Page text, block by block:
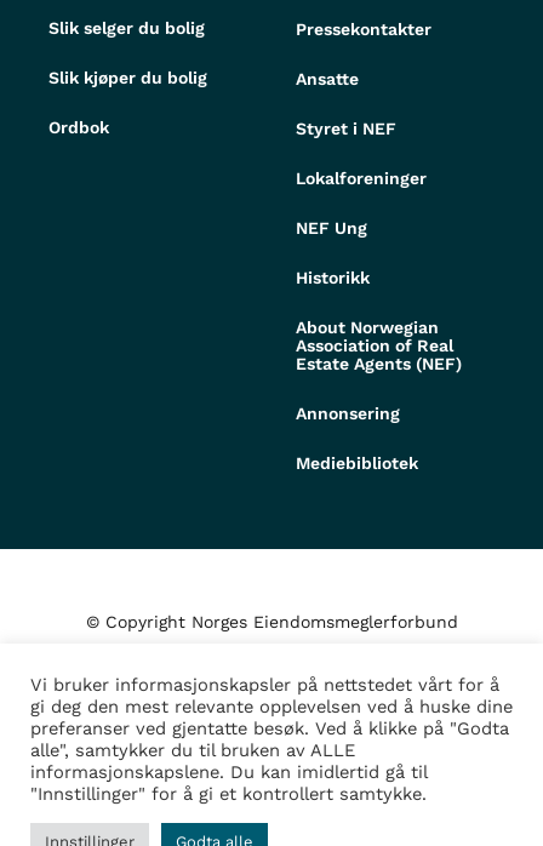
Slik selger du bolig
Slik kjøper du bolig
Ordbok
Pressekontakter
Ansatte
Styret i NEF
Lokalforeninger
NEF Ung
Historikk
About Norwegian
Association of Real
Estate Agents (NEF)
Annonsering
Mediebibliotek
© Copyright Norges Eiendomsmeglerforbund
Personvern og cookies
Administrer samtykke
Design/Utvikling avFortress
Vi bruker informasjonskapsler på nettstedet vårt for å
gi deg den mest relevante opplevelsen ved å huske dine
preferanser ved gjentatte besøk. Ved å klikke på "Godta
alle", samtykker du til bruken av ALLE
informasjonskapslene. Du kan imidlertid gå til
"Innstillinger" for å gi et kontrollert samtykke.
Innstillinger Godta alle